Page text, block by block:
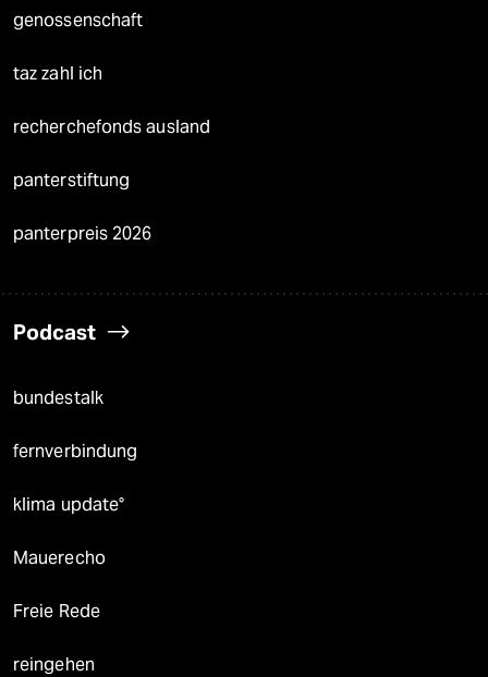
genossenschaft
taz zahl ich
recherchefonds ausland
panterstiftung
panterpreis 2026
Podcast
bundestalk
fernverbindung
klima update°
Mauerecho
Freie Rede
reingehen